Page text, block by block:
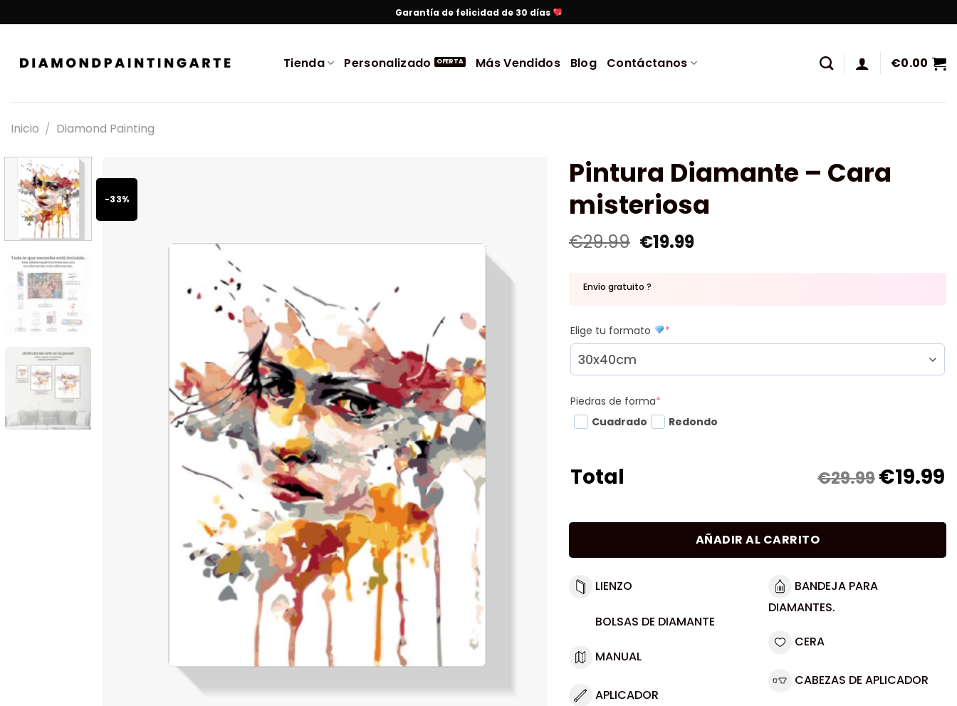
Garantía de felicidad de 30 días
Tienda Personalizado Más Vendidos Blog Contáctanos €0.00
Inicio / Diamond Painting
-33%
Pintura Diamante – Cara
misteriosa
€29.99 €19.99
Envío gratuito ?
Elige tu formato *
Piedras de forma*
Cuadrado
Redondo
Total €29.99€19.99
AÑADIR AL CARRITO
LIENZO
BOLSAS DE DIAMANTE
MANUAL
APLICADOR
BANDEJA PARA
DIAMANTES.
CERA
CABEZAS DE APLICADOR